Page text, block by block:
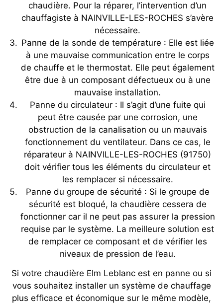
chaudière. Pour la réparer, l’intervention d’un
chauffagiste à NAINVILLE-LES-ROCHES s’avère
nécessaire.
Panne de la sonde de température : Elle est liée
à une mauvaise communication entre le corps
de chauffe et le thermostat. Elle peut également
être due à un composant défectueux ou à une
mauvaise installation.
Panne du circulateur : Il s’agit d’une fuite qui
peut être causée par une corrosion, une
obstruction de la canalisation ou un mauvais
fonctionnement du ventilateur. Dans ce cas, le
réparateur à NAINVILLE-LES-ROCHES (91750)
doit vérifier tous les éléments du circulateur et
les remplacer si nécessaire.
Panne du groupe de sécurité : Si le groupe de
sécurité est bloqué, la chaudière cessera de
fonctionner car il ne peut pas assurer la pression
requise par le système. La meilleure solution est
de remplacer ce composant et de vérifier les
niveaux de pression de l’eau.
Si votre chaudière Elm Leblanc est en panne ou si
vous souhaitez installer un système de chauffage
plus efficace et économique sur le même modèle,